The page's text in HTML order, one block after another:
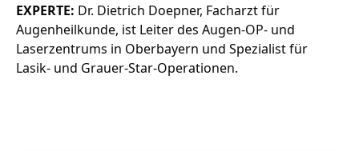
EXPERTE: Dr. Dietrich Doepner, Facharzt für
Augenheilkunde, ist Leiter des Augen-OP- und
Laserzentrums in Oberbayern und Spezialist für
Lasik- und Grauer-Star-Operationen.